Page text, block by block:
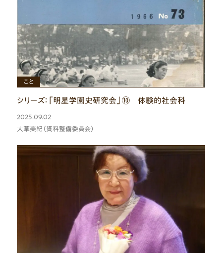
こと
シリーズ：「明星学園史研究会」⑩ 体験的社会科
2025.09.02
大草美紀（資料整備委員会）